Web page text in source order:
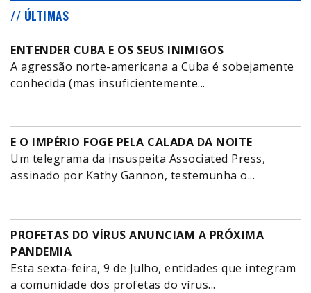
// ÚLTIMAS
ENTENDER CUBA E OS SEUS INIMIGOS
A agressão norte-americana a Cuba é sobejamente
conhecida (mas insuficientemente...
E O IMPÉRIO FOGE PELA CALADA DA NOITE
Um telegrama da insuspeita Associated Press,
assinado por Kathy Gannon, testemunha o...
PROFETAS DO VÍRUS ANUNCIAM A PRÓXIMA
PANDEMIA
Esta sexta-feira, 9 de Julho, entidades que integram
a comunidade dos profetas do vírus...